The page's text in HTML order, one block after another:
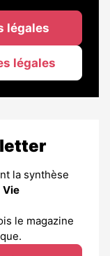
légales
légales
la synthèse
Vie
le magazine